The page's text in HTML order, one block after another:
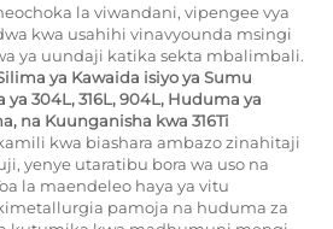
la viwandani, vipengee vya
kwa usahihi vinavyounda msingi
ya uundaji katika sekta mbalimbali.
ya Kawaida isiyo ya Sumu
304L, 316L, 904L, Huduma ya
na Kuunganisha kwa 316Ti
kwa biashara ambazo zinahitaji
yenye utaratibu bora wa uso na
la maendeleo haya ya vitu
pamoja na huduma za